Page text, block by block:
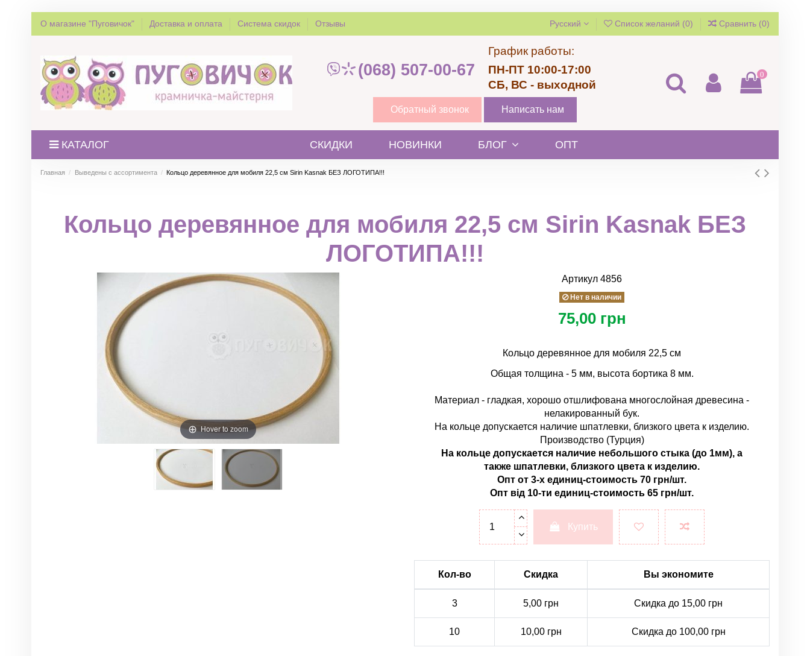
О магазине "Пуговичок" Доставка и оплата Система скидок Отзывы Русский Список желаний (0) Сравнить (0)
(068) 507-00-67
График работы:
ПН-ПТ 10:00-17:00
СБ, ВС - выходной
Обратный звонок Написать нам
0
КАТАЛОГ СКИДКИ НОВИНКИ БЛОГ ОПТ
Главная Выведены с ассортимента Кольцо деревянное для мобиля 22,5 см Sirin Kasnak БЕЗ ЛОГОТИПА!!!
Кольцо деревянное для мобиля 22,5 см Sirin Kasnak БЕЗ
ЛОГОТИПА!!!
Hover to zoom
Артикул 4856
Нет в наличии
75,00 грн
Кольцо деревянное для мобиля 22,5 см
Общая толщина - 5 мм, высота бортика 8 мм.
Материал - гладкая, хорошо отшлифована многослойная древесина -
нелакированный бук.
На кольце допускается наличие шпатлевки, близкого цвета к изделию.
Производство (Турция)
На кольце допускается наличие небольшого стыка (до 1мм), а
также шпатлевки, близкого цвета к изделию.
Опт от 3-х единиц-стоимость 70 грн/шт.
Опт від 10-ти единиц-стоимость 65 грн/шт.
Купить
Кол-во Скидка Вы экономите
3 5,00 грн Скидка до 15,00 грн
10 10,00 грн Скидка до 100,00 грн